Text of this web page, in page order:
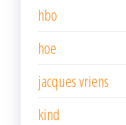
hbo
hoe
jacques vriens
kind